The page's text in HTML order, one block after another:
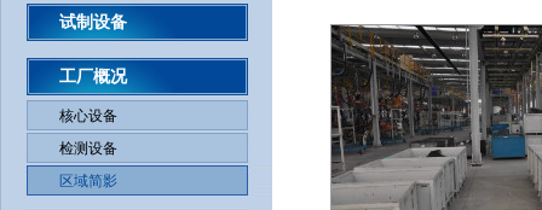
试制设备
工厂概况
核心设备
检测设备
区域简影